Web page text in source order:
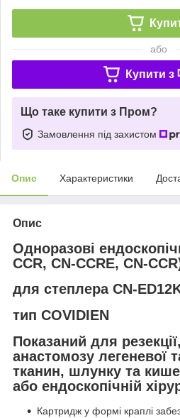
або
Купити з
Що таке купити з Пром?
Замовлення під захистом
Опис Характеристики
Опис
Одноразові
CCR, CN-CCRE, CN-
для степлера CN-
тип COVIDIEN
Показаний для
анастомозу легеневої
тканин, шлунку та
або ендоскопічній
Картридж у формі краплі